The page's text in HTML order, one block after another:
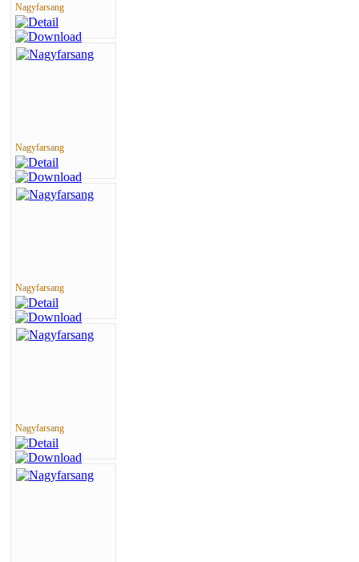
Nagyfarsang
Nagyfarsang
Nagyfarsang
Nagyfarsang